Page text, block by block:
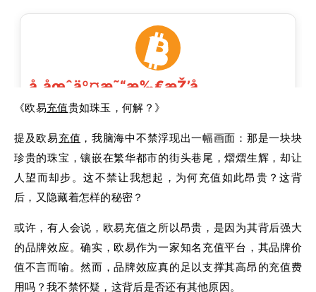
《欧易充值贵如珠玉，何解？》
提及欧易充值 ，我脑海中不禁浮现出一幅画面：那是一块块
珍贵的珠宝，镶嵌在繁华都市的街头巷尾，熠熠生辉，却让
人望而却步。这不禁让我想起，为何充值如此昂贵？这背
后，又隐藏着怎样的秘密？
或许，有人会说，欧易充值之所以昂贵，是因为其背后强大
的品牌效应。确实，欧易作为一家知名充值平台，其品牌价
值不言而喻。然而，品牌效应真的足以支撑其高昂的充值费
用吗？我不禁怀疑，这背后是否还有其他原因。